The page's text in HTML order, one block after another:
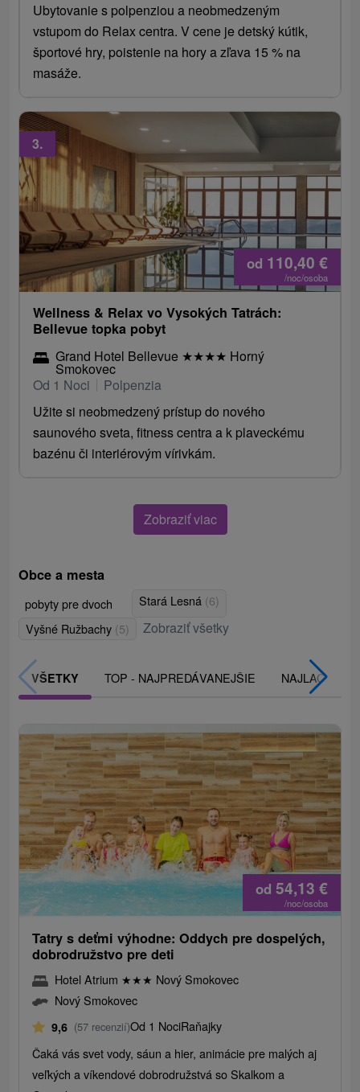
Ubytovanie s polpenziou a neobmedzeným
vstupom do Relax centra. V cene je detský kútik,
športové hry, poistenie na hory a zľava 15 % na
masáže.
od 110,40 €
/noc/osoba
3.
Wellness & Relax vo Vysokých Tatrách:
Bellevue topka pobyt
Grand Hotel Bellevue ★★★★ Horný
Smokovec
Od 1 Noci
Polpenzia
Užite si neobmedzený prístup do nového
saunového sveta, fitness centra a k plaveckému
bazénu či interiérovým vírivkám.
Zobraziť viac
Obce a mesta
pobyty pre dvoch Stará Lesná (6)
Vyšné Ružbachy (5) Zobraziť všetky
VŠETKY TOP - NAJPREDÁVANEJŠIE
od 54,13 €
/noc/osoba
Tatry s deťmi výhodne: Oddych pre dospelých,
dobrodružstvo pre deti
Hotel Atrium ★★★ Nový Smokovec
Nový Smokovec
9,6 (57 recenzií)Od 1 NociRaňajky
Čaká vás svet vody, sáun a hier, animácie pre malých aj
veľkých a víkendové dobrodružstvá so Skalkom a